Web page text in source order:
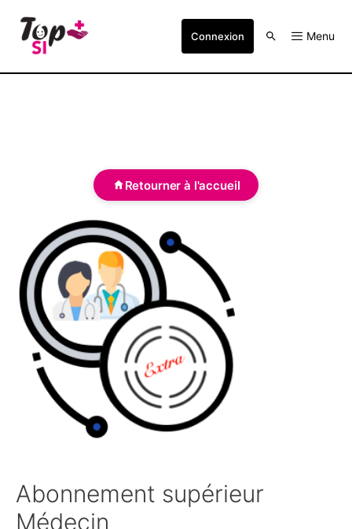
Connexion Menu
Retourner à l'accueil
Abonnement supérieur
Médecin